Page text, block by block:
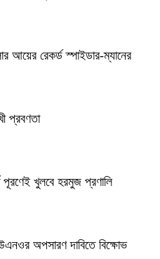
আয়ের রেকর্ড স্পাইডার-ম্যানের
প্রবণতা
পূরণেই খুলবে হরমুজ প্রণালি
অপসারণ দাবিতে বিক্ষোভ